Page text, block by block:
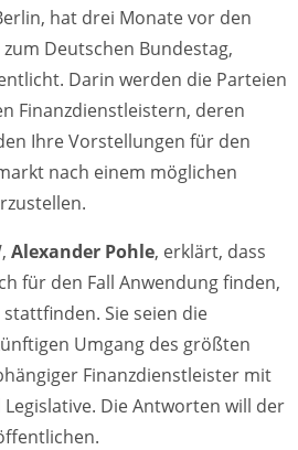
hat drei Monate vor den
Deutschen Bundestag,
Darin werden die Parteien
Finanzdienstleistern, deren
Ihre Vorstellungen für den
nach einem möglichen
Alexander Pohle, erklärt, dass
für den Fall Anwendung finden,
Sie seien die
Umgang des größten
Finanzdienstleister mit
Die Antworten will der